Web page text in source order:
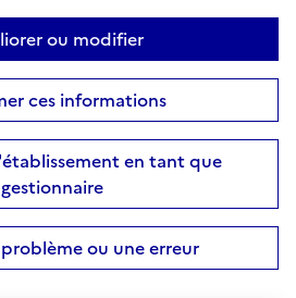
ou modifier
ces informations
en tant que
gestionnaire
ou une erreur